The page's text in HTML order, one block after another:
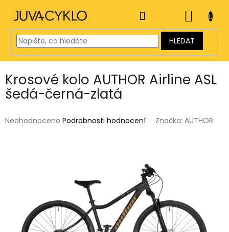
obsah
HLEDAT
KOŠÍK
Krosové kolo AUTHOR Airline ASL
šedá-černá-zlatá
Průměrné
Neohodnoceno Podrobnosti hodnocení Značka:AUTHOR